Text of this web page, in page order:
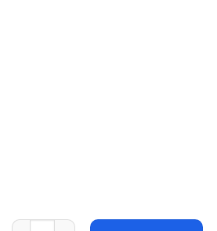
Loveit – Vegan & Healthy Food